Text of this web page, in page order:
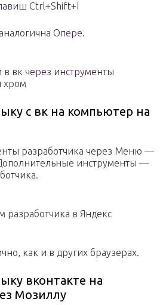
Ctrl+Shift+I
Опере.
вк через инструменты
хром
с вк на компьютер на
разработчика через Меню —
инструменты —
разработчика в Яндекс
как и в других браузерах.
вконтакте на
Мозиллу